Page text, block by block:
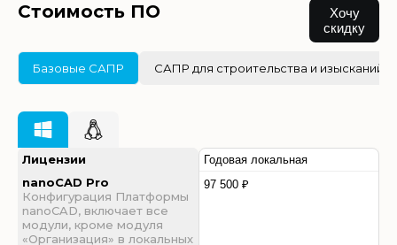
Стоимость ПО
Хочу
скидку
Базовые САПР САПР для строительства и изысканий
Лицензии
nanoCAD Pro
Конфигурация Платформы
nanoCAD, включает все
модули, кроме модуля
«Организация» в локальных
Годовая локальная
97 500 ₽